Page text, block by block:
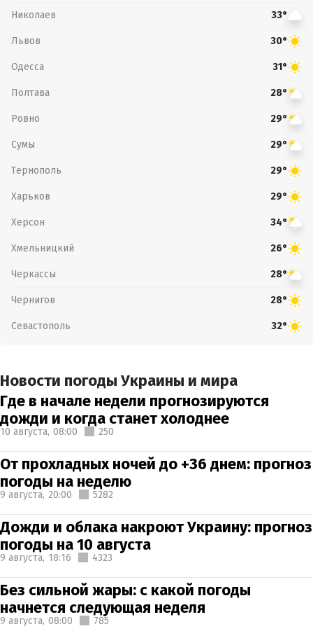
Николаев 33°
Львов 30°
Одесса 31°
Полтава 28°
Ровно 29°
Сумы 29°
Тернополь 29°
Харьков 29°
Херсон 34°
Хмельницкий 26°
Черкассы 28°
Чернигов 28°
Севастополь 32°
Новости погоды Украины и мира
Где в начале недели прогнозируются
дожди и когда станет холоднее
10 августа, 08:00 250
От прохладных ночей до +36 днем: прогноз
погоды на неделю
9 августа, 20:00 5282
Дожди и облака накроют Украину: прогноз
погоды на 10 августа
9 августа, 18:16 4323
Без сильной жары: с какой погоды
начнется следующая неделя
9 августа, 08:00 785